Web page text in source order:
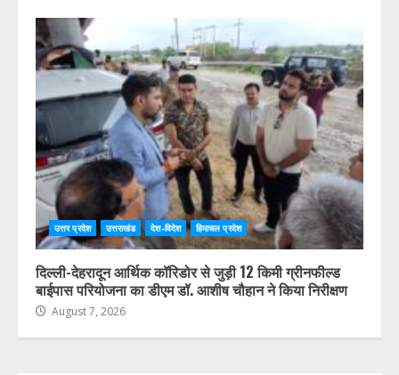
उत्तर प्रदेश उत्तराखंड देश-विदेश हिमाचल प्रदेश
दिल्ली-देहरादून आर्थिक कॉरिडोर से जुड़ी 12 किमी ग्रीनफील्ड
बाईपास परियोजना का डीएम डॉ. आशीष चौहान ने किया निरीक्षण
August 7, 2026